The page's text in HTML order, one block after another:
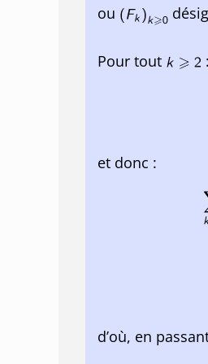
ou
Pour tout :
et donc :
d’où, en